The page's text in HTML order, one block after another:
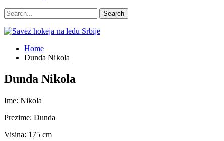
Home
Dunda Nikola
Dunda Nikola
Ime: Nikola
Prezime: Dunda
Visina: 175 cm